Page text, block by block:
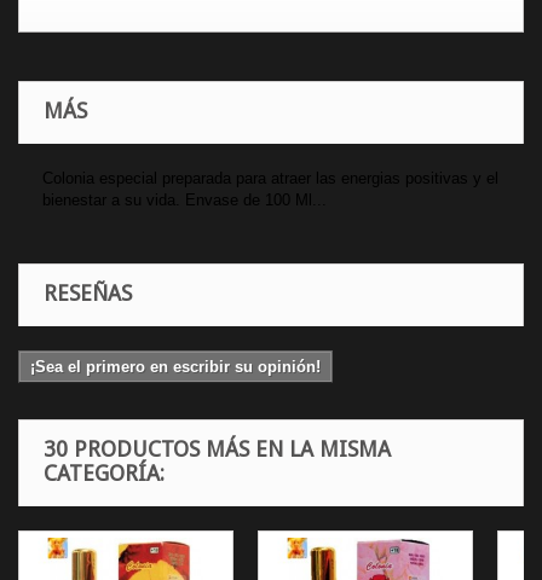
MÁS
Colonia especial preparada para atraer las energias positivas y el
bienestar a su vida. Envase de 100 Ml...
RESEÑAS
¡Sea el primero en escribir su opinión!
30 PRODUCTOS MÁS EN LA MISMA
CATEGORÍA: